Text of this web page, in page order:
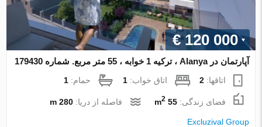
€ 120 000
آپارتمان در Alanya ، ترکیه 1 خوابه ، 55 متر مربع. شماره 179430
اتاقها:2 اتاق خواب:1 حمام:1
فضای زندگی:55 m
2 فاصله از دریا:280 m
Excluzival Group